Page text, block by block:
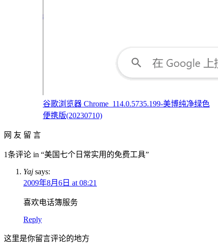
谷歌浏览器 Chrome_114.0.5735.199-美博纯净绿色
便携版(20230710)
网 友 留 言
1条评论 in “美国七个日常实用的免费工具”
Yaj says:
2009年8月6日 at 08:21
喜欢电话簿服务
Reply
这里是你留言评论的地方